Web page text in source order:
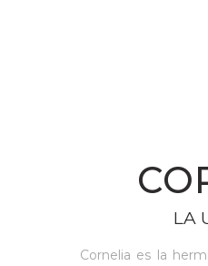
LA
Cornelia es la